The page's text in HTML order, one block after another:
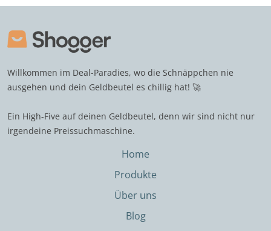
Willkommen im Deal-Paradies, wo die Schnäppchen nie
ausgehen und dein Geldbeutel es chillig hat! 🚀
Ein High-Five auf deinen Geldbeutel, denn wir sind nicht nur
irgendeine Preissuchmaschine.
Home
Produkte
Über uns
Blog